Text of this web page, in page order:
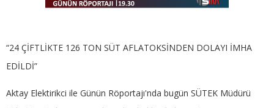
“24 ÇİFTLİKTE 126 TON SÜT AFLATOKSİNDEN DOLAYI İMHA
EDİLDİ”
Aktay Elektirikci ile Günün Röportajı'nda bugün SÜTEK Müdürü